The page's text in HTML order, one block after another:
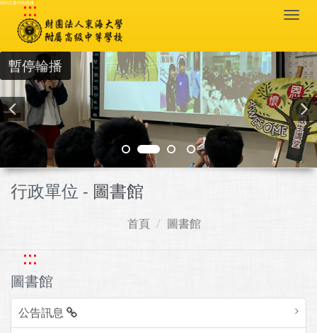
跳到主要內容區塊
:::
暫停輪播
行政單位 - 圖書館
首頁 圖書館
:::
圖書館
公告訊息